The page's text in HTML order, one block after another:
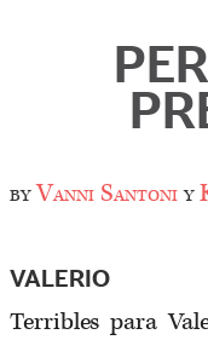
byVanni Santoniy
VALERIO
Terribles para